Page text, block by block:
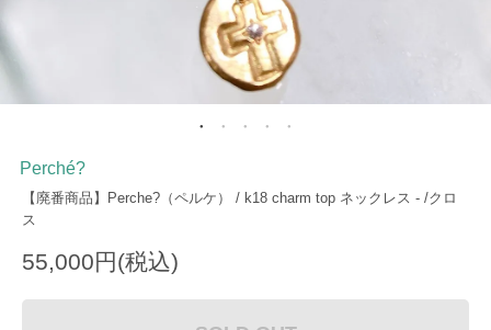
Perché?
【廃番商品】Perche?（ペルケ） / k18 charm top ネックレス - /クロ
ス
55,000円(税込)